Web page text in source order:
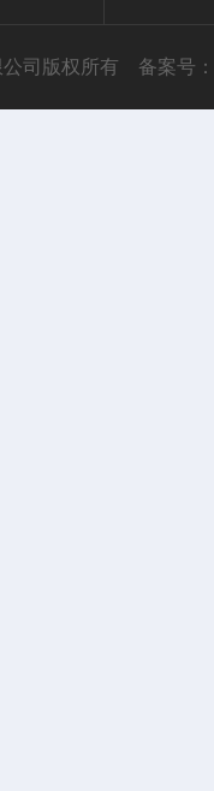
公司版权所有 备案号